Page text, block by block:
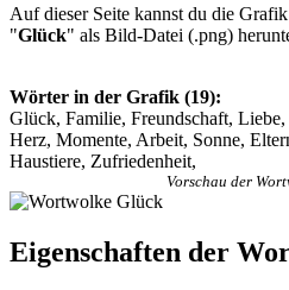
Auf dieser Seite kannst du die
"Glück" als Bild-Datei (.png)
Wörter in der Grafik (19):
Glück, Familie, Freundschaft,
Herz, Momente, Arbeit, Sonne,
Haustiere, Zufriedenheit,
Vorschau der
Eigenschaften der